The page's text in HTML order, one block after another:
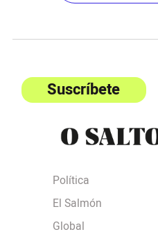
Suscríbete
Política
El Salmón
Global